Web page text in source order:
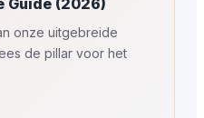
Guide (2026)
onze uitgebreide
de pillar voor het